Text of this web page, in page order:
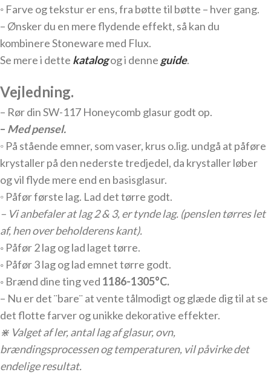
◦ Farve og tekstur er ens, fra bøtte til bøtte – hver gang.
– Ønsker du en mere flydende effekt, så kan du
kombinere Stoneware med Flux.
Se mere i dette katalogog i denneguide.
Vejledning.
– Rør din SW-117 Honeycomb glasur godt op.
– Med pensel.
◦ På stående emner, som vaser, krus o.lig. undgå at påføre
krystaller på den nederste tredjedel, da krystaller løber
og vil flyde mere end en basisglasur.
◦ Påfør første lag. Lad det tørre godt.
– Vi anbefaler at lag 2 & 3, er tynde lag. (penslen tørres let
af, hen over beholderens kant).
◦ Påfør 2 lag og lad laget tørre.
◦ Påfør 3 lag og lad emnet tørre godt.
◦ Brænd dine ting ved 1186-1305°C.
– Nu er det ¨bare¨ at vente tålmodigt og glæde dig til at se
det flotte farver og unikke dekorative effekter.
⋇ Valget af ler, antal lag af glasur, ovn,
brændingsprocessen og temperaturen, vil påvirke det
endelige resultat.